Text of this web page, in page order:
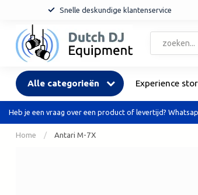
Snelle deskundige klantenservice
Alle categorieën Experience
Heb je een vraag over een product of levertijd?
Home / Antari M-7X